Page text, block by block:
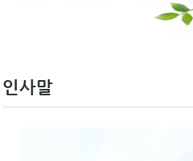
인사말